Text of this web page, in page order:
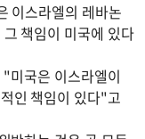
이스라엘의 레바논
책임이 미국에 있다
미국은 이스라엘이
인 책임이 있다"고